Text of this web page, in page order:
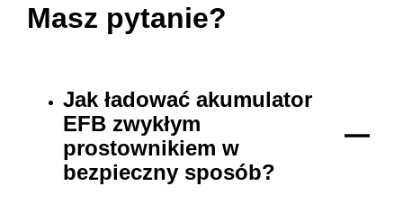
Masz pytanie?
Jak ładować akumulator
EFB zwykłym
prostownikiem w
bezpieczny sposób?